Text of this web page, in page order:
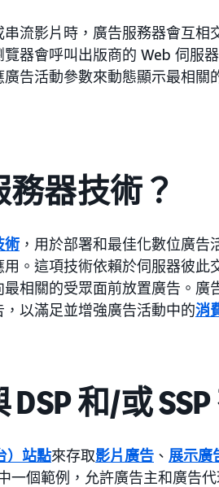
流影片時，廣告服務器會互相
器會呼叫出版商的 Web 伺服
告活動參數來動態顯示最相關
器技術？
術 ，用於部署和最佳化數位廣告
。這項技術依賴於伺服器彼此
相關的受眾面前放置廣告。廣
，以滿足並增強廣告活動中的消
和/或
）站點來存取影片廣告 、 展示廣
一個範例，允許廣告主和廣告